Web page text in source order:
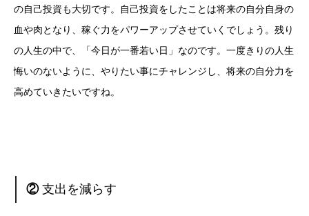
の自己投資も大切です。自己投資をしたことは将来の自分自身の
血や肉となり、稼ぐ力をパワーアップさせていくでしょう。残り
の人生の中で、「今日が一番若い日」なのです。一度きりの人生
悔いのないように、やりたい事にチャレンジし、将来の自分力を
高めていきたいですね。
②支出を減らす